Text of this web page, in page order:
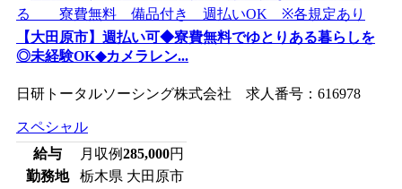
【大田原市】週払い可◆寮費無料でゆとりある暮らしを
◎未経験OK◆カメラレン...
日研トータルソーシング株式会社 求人番号：616978
スペシャル
給与
月収例285,000円
勤務地
栃木県 大田原市